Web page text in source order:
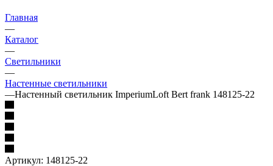
Главная
—
Каталог
—
Светильники
—
Настенные светильники
—Настенный светильник ImperiumLoft Bert frank 148125-22
Артикул: 148125-22